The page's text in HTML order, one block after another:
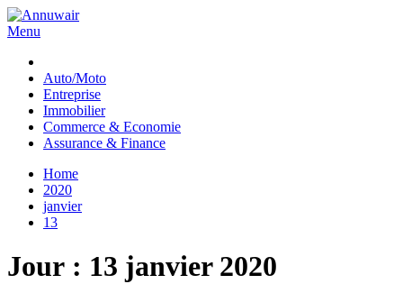
Skip
to
Menu
Auto/Moto
Entreprise
Immobilier
Commerce & Economie
Assurance & Finance
Home
2020
janvier
13
Jour : 13 janvier 2020